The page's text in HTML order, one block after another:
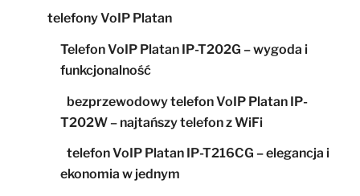
telefony VoIP Platan
Telefon VoIP Platan IP-T202G – wygoda i
funkcjonalność
bezprzewodowy telefon VoIP Platan IP-
T202W – najtańszy telefon z WiFi
telefon VoIP Platan IP-T216CG – elegancja i
ekonomia w jednym